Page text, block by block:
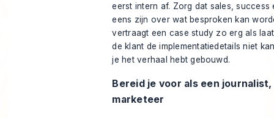
eerst intern af. Zorg dat sales, success
eens zijn over wat besproken kan
vertraagt een case study zo erg als
de klant de implementatiedetails niet
je het verhaal hebt gebouwd.
Bereid je voor als een
marketeer